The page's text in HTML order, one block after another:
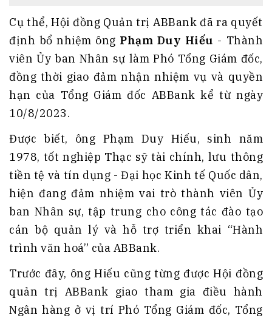
Cụ thể, Hội đồng Quản trị ABBank đã ra quyết
định bổ nhiệm ông Phạm Duy Hiếu - Thành
viên Ủy ban Nhân sự làm Phó Tổng Giám đốc,
đồng thời giao đảm nhận nhiệm vụ và quyền
hạn của Tổng Giám đốc ABBank kể từ ngày
10/8/2023.
Được biết, ông Phạm Duy Hiếu, sinh năm
1978, tốt nghiệp Thạc sỹ tài chính, lưu thông
tiền tệ và tín dụng - Đại học Kinh tế Quốc dân,
hiện đang đảm nhiệm vai trò thành viên Ủy
ban Nhân sự, tập trung cho công tác đào tạo
cán bộ quản lý và hỗ trợ triển khai “Hành
trình văn hoá” của ABBank.
Trước đây, ông Hiếu cũng từng được Hội đồng
quản trị ABBank giao tham gia điều hành
Ngân hàng ở vị trí Phó Tổng Giám đốc, Tổng